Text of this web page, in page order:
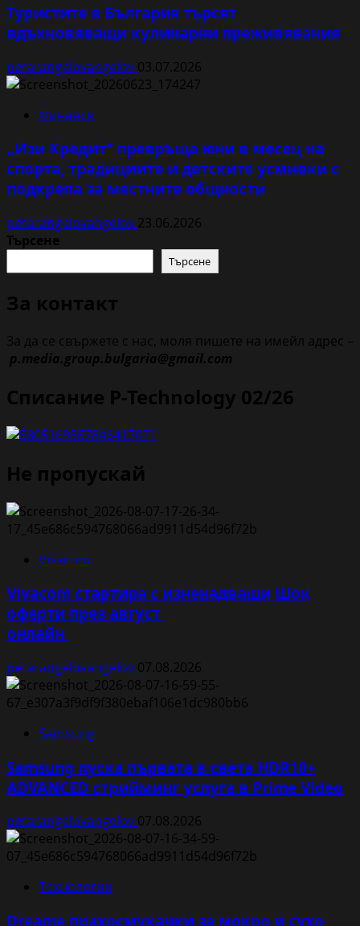
Туристите в България търсят
вдъхновяващи кулинарни преживявания
petarangelovangelov 03.07.2026
Финанси
„Изи Кредит“ превръща юни в месец на
спорта, традициите и детските усмивки с
подкрепа за местните общности
petarangelovangelov 23.06.2026
Търсене
Търсене
За контакт
За да се свържете с нас, моля пишете на имейл адрес –
p.media.group.bulgaria@gmail.com
Списание P-Technology 02/26
Не пропускай
Vivacom
Vivacom стартира с изненадващи Шок
оферти през август
онлайн
petarangelovangelov 07.08.2026
Samsung
Samsung пуска първата в света HDR10+
ADVANCED стрийминг услуга в Prime Video
petarangelovangelov 07.08.2026
Технологии
Dreame прахосмукачки за мокро и сухо